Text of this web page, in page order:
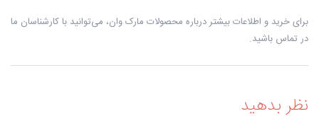
برای خرید و اطلاعات بیشتر درباره محصولات مارک وان، می‌توانید با کارشناسان ما
در تماس باشید.
نظر بدهید